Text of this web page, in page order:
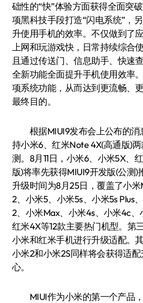
础性的“快”体验方面获得全面突
项黑科技手段打造“闪电系统”，
升使用手机的效率。不仅做到了
上网和玩游戏快，日常持续综合
且通过传送门、信息助手、快速
全新功能全面提升手机使用效率
项系统功能，从而达到更流畅、
最终目的。
根据MIUI9发布会上公布的消
持小米6、红米Note 4X(高通版)
测。8月11日，小米6、小米5X、
版)将率先获得MIUI9开发版(公测)
升级时间为8月25日，覆盖了小
2、小米5、小米5s、小米5s Plus
2、小米Max、小米4s、小米4c、
红米4X等12款主要热门机型。第
小米和红米手机进行升级适配。
小米2和小米2S同样将会获得适
心。
MIUI作为小米的第一个产品，